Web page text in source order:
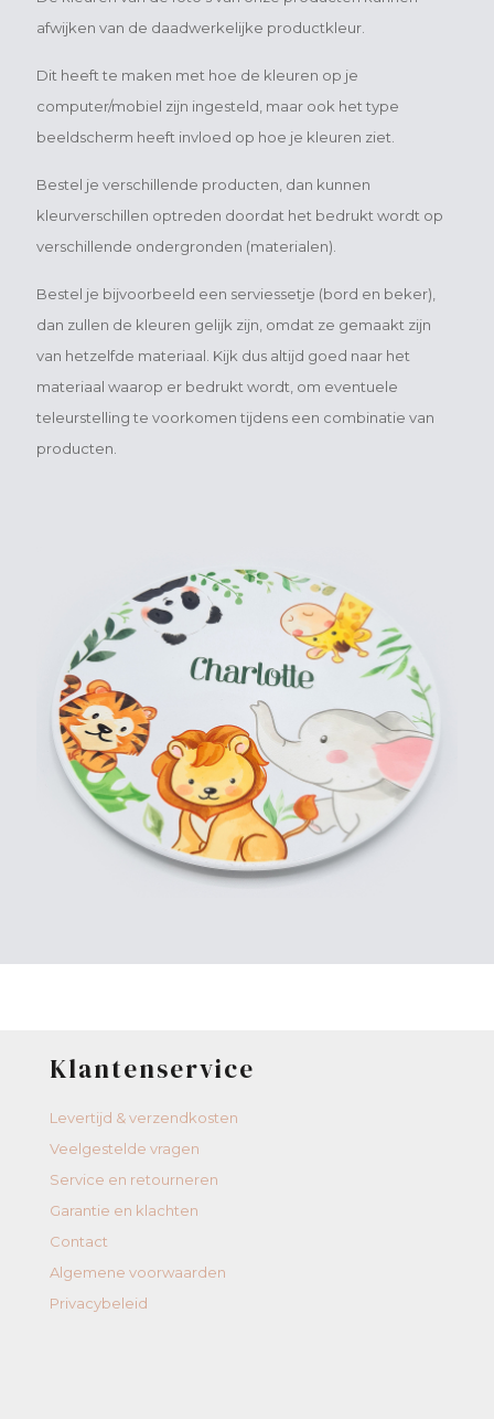
afwijken van de daadwerkelijke productkleur.
Dit heeft te maken met hoe de kleuren op je
computer/mobiel zijn ingesteld, maar ook het type
beeldscherm heeft invloed op hoe je kleuren ziet.
Bestel je verschillende producten, dan kunnen
kleurverschillen optreden doordat het bedrukt wordt op
verschillende ondergronden (materialen).
Bestel je bijvoorbeeld een serviessetje (bord en beker),
dan zullen de kleuren gelijk zijn, omdat ze gemaakt zijn
van hetzelfde materiaal. Kijk dus altijd goed naar het
materiaal waarop er bedrukt wordt, om eventuele
teleurstelling te voorkomen tijdens een combinatie van
producten.
Klantenservice
Levertijd & verzendkosten
Veelgestelde vragen
Service en retourneren
Garantie en klachten
Contact
Algemene voorwaarden
Privacybeleid